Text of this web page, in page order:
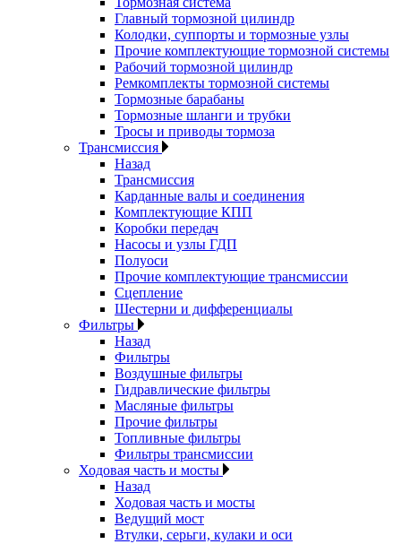
Главный тормозной цилиндр
Колодки, суппорты и тормозные узлы
Прочие комплектующие тормозной системы
Рабочий тормозной цилиндр
Ремкомплекты тормозной системы
Тормозные барабаны
Тормозные шланги и трубки
Тросы и приводы тормоза
Трансмиссия
Назад
Трансмиссия
Карданные валы и соединения
Комплектующие КПП
Коробки передач
Насосы и узлы ГДП
Полуоси
Прочие комплектующие трансмиссии
Сцепление
Шестерни и дифференциалы
Фильтры
Назад
Фильтры
Воздушные фильтры
Гидравлические фильтры
Масляные фильтры
Прочие фильтры
Топливные фильтры
Фильтры трансмиссии
Ходовая часть и мосты
Назад
Ходовая часть и мосты
Ведущий мост
Втулки, серьги, кулаки и оси